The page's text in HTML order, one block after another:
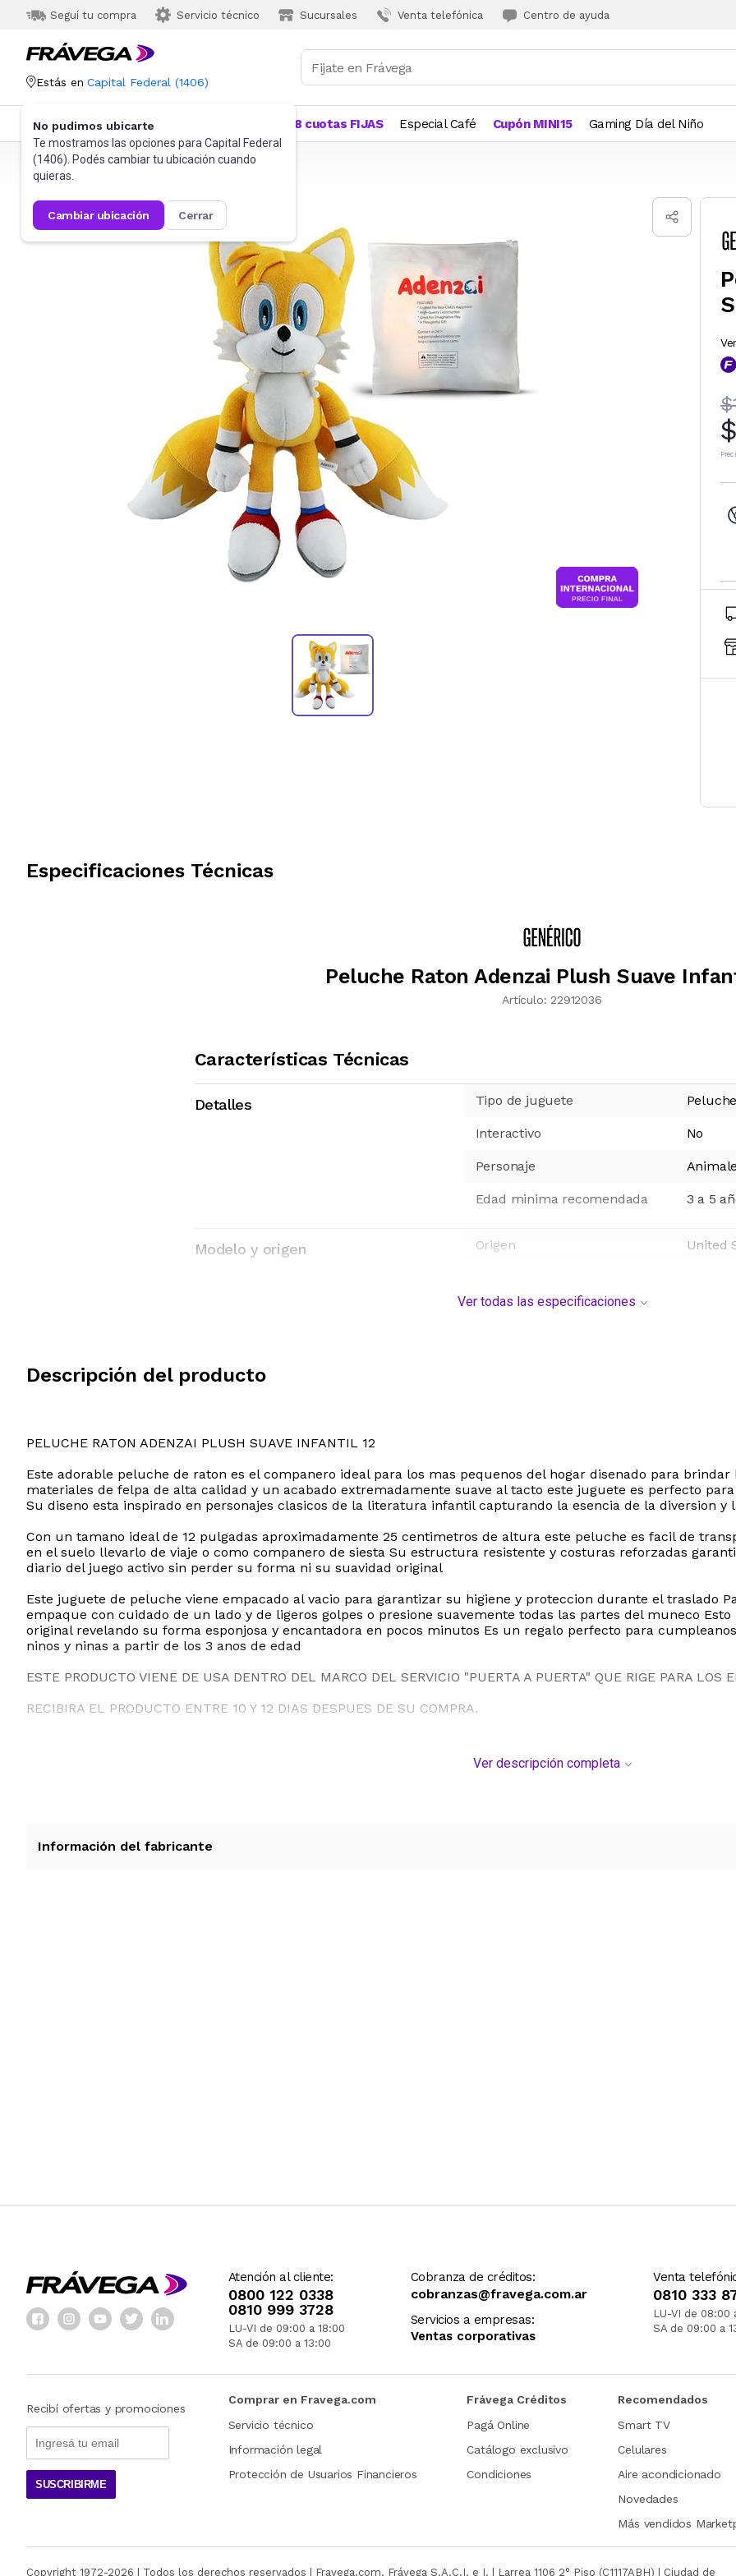
Seguí tu compra Servicio técnico Sucursales Venta telefónica Centro de ayuda
Estás en Capital Federal (1406)
No pudimos ubicarte
Te mostramos las opciones para Capital Federal
(1406). Podés cambiar tu ubicación cuando
quieras.
cambiar ubicación cerrar
Categorías Más Vendidos 18 cuotas FIJAS Especial Café Cupón MINI15 Gaming Día del Niño
Frávega Juguetes y Juegos Peluches y Muñecos
Especificaciones Técnicas
Peluche Raton Adenzai Plush Suave
Artículo: 22912036
Características Técnicas
Detalles Tipo de juguete Peluche
Interactivo No
Personaje
Edad minima recomendada 3 a 5
Modelo y origen Origen United
Ver todas las especificaciones
Descripción del producto
PELUCHE RATON ADENZAI PLUSH SUAVE INFANTIL 12
Este adorable peluche de raton es el companero ideal para los mas pequenos del hogar disenado para
materiales de felpa de alta calidad y un acabado extremadamente suave al tacto este juguete es perfecto
Su diseno esta inspirado en personajes clasicos de la literatura infantil capturando la esencia de la diversion y
Con un tamano ideal de 12 pulgadas aproximadamente 25 centimetros de altura este peluche es facil de
en el suelo llevarlo de viaje o como companero de siesta Su estructura resistente y costuras reforzadas
diario del juego activo sin perder su forma ni su suavidad original
Este juguete de peluche viene empacado al vacio para garantizar su higiene y proteccion durante el traslado
empaque con cuidado de un lado y de ligeros golpes o presione suavemente todas las partes del muneco
original revelando su forma esponjosa y encantadora en pocos minutos Es un regalo perfecto para
ninos y ninas a partir de los 3 anos de edad
ESTE PRODUCTO VIENE DE USA DENTRO DEL MARCO DEL SERVICIO "PUERTA A PUERTA" QUE RIGE PARA LOS
RECIBIRA EL PRODUCTO ENTRE 10 Y 12 DIAS DESPUES DE SU COMPRA.
Ver descripción completa
Información del fabricante
Atención al cliente:
0800 122 0338
0810 999 3728
LU-VI de 09:00 a 18:00
SA de 09:00 a 13:00
Cobranza de créditos:
cobranzas@fravega.com.ar
Servicios a empresas:
Ventas corporativas
Venta
0810 333
LU-VI de 08:00
SA de 09:00 a
Recibí ofertas y promociones
SUSCRIBIRME
Comprar en Fravega.com
Servicio técnico
Información legal
Protección de Usuarios Financieros
Frávega Créditos
Pagá Online
Catálogo exclusivo
Condiciones
Recomendados
Smart TV
Celulares
Aire acondicionado
Novedades
Más vendidos
Copyright 1972-2026 | Todos los derechos reservados | Fravega.com. Frávega S.A.C.I. e I. | Larrea 1106 2° Piso (C1117ABH) | Ciudad de